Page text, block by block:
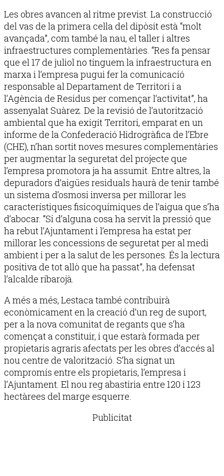
Les obres avancen al ritme previst. La construcció
del vas de la primera cel·la del dipòsit està “molt
avançada”, com també la nau, el taller i altres
infraestructures complementàries. “Res fa pensar
que el 17 de juliol no tinguem la infraestructura en
marxa i l’empresa pugui fer la comunicació
responsable al Departament de Territori i a
l’Agència de Residus per començar l’activitat”, ha
assenyalat Suàrez. De la revisió de l’autorització
ambiental que ha exigit Territori, emparat en un
informe de la Confederació Hidrogràfica de l’Ebre
(CHE), n’han sortit noves mesures complementàries
per augmentar la seguretat del projecte que
l’empresa promotora ja ha assumit. Entre altres, la
depuradors d’aigües residuals haurà de tenir també
un sistema d’osmosi inversa per millorar les
característiques fisicoquímiques de l’aigua que s’ha
d’abocar. “Si d’alguna cosa ha servit la pressió que
ha rebut l’Ajuntament i l’empresa ha estat per
millorar les concessions de seguretat per al medi
ambient i per a la salut de les persones. És la lectura
positiva de tot allò que ha passat”, ha defensat
l’alcalde ribarojà.
A més a més, Lestaca també contribuirà
econòmicament en la creació d’un reg de suport,
per a la nova comunitat de regants que s’ha
començat a constituir, i que estarà formada per
propietaris agraris afectats per les obres d’accés al
nou centre de valorització. S’ha signat un
compromís entre els propietaris, l’empresa i
l’Ajuntament. El nou reg abastiria entre 120 i 123
hectàrees del marge esquerre.
Publicitat